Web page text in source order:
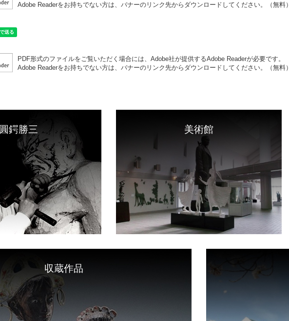
Adobe Readerをお持ちでない方は、バナーのリンク先からダウンロードしてください。（無料）
PDF形式のファイルをご覧いただく場合には、Adobe社が提供するAdobe Readerが必要です。
Adobe Readerをお持ちでない方は、バナーのリンク先からダウンロードしてください。（無料）
圓鍔勝三 美術館
閉
る
収蔵作品